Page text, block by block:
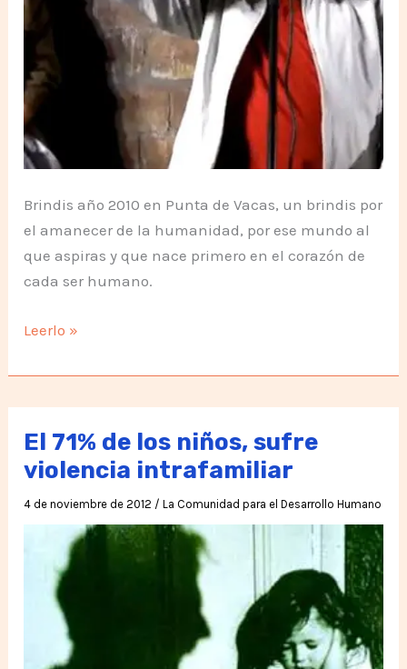
Brindis año 2010 en Punta de Vacas, un brindis por
el amanecer de la humanidad, por ese mundo al
que aspiras y que nace primero en el corazón de
cada ser humano.
Silo,
brindis
por
el
amanecer
de
la
humanidad
Leerlo »
El 71% de los niños, sufre
violencia intrafamiliar
4 de noviembre de 2012 /La Comunidad para el Desarrollo Humano